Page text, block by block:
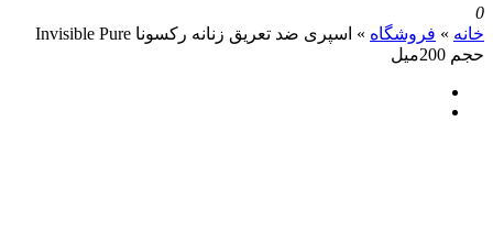
» اسپری ضد تعریق زنانه رکسونا Invisible Pure